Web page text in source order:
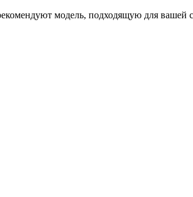
модель, подходящую для вашей